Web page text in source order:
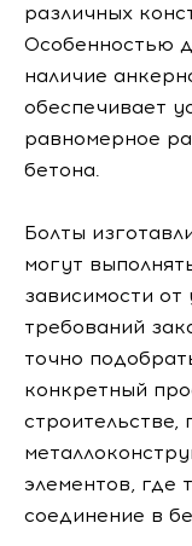
различных
Особенностью
наличие
обеспечивает
равномерное
бетона.
Болты
могут
зависимости от
требований
точно
конкретный
элементов, где
соединение в